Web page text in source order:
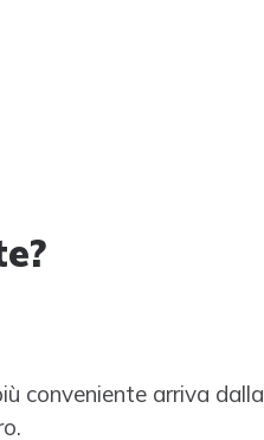
conveniente arriva dalla